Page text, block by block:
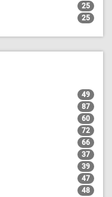
25
25
49
87
60
72
66
37
39
47
48